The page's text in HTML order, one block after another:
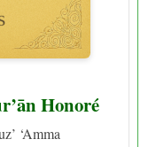
Honoré
‘Amma